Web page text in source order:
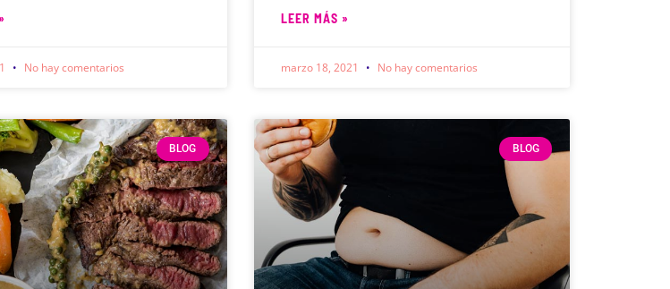
No hay comentarios
LEER MÁS »
marzo 18, 2021 No hay comentarios
BLOG BLOG